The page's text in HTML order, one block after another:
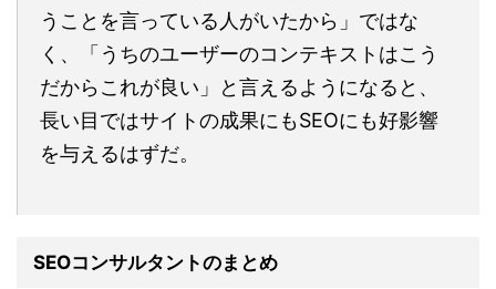
うことを言っている人がいたから」ではな
く、「うちのユーザーのコンテキストはこう
だからこれが良い」と言えるようになると、
長い目ではサイトの成果にもSEOにも好影響
を与えるはずだ。
SEOコンサルタントのまとめ